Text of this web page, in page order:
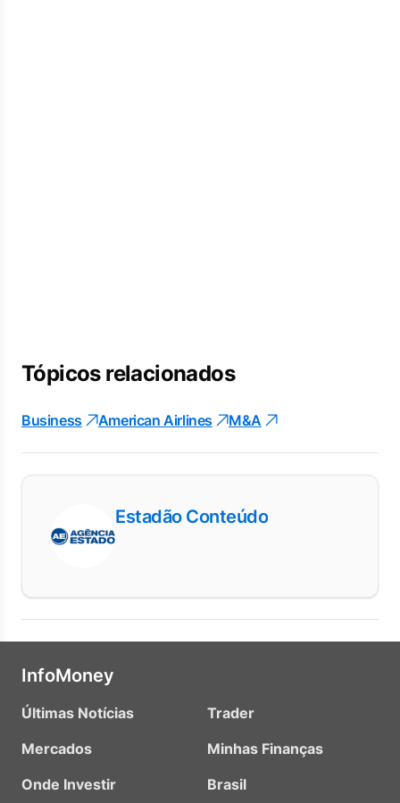
Tópicos relacionados
Business American Airlines M&A
Estadão Conteúdo
InfoMoney
Últimas Notícias
Mercados
Onde Investir
Trader
Minhas Finanças
Brasil